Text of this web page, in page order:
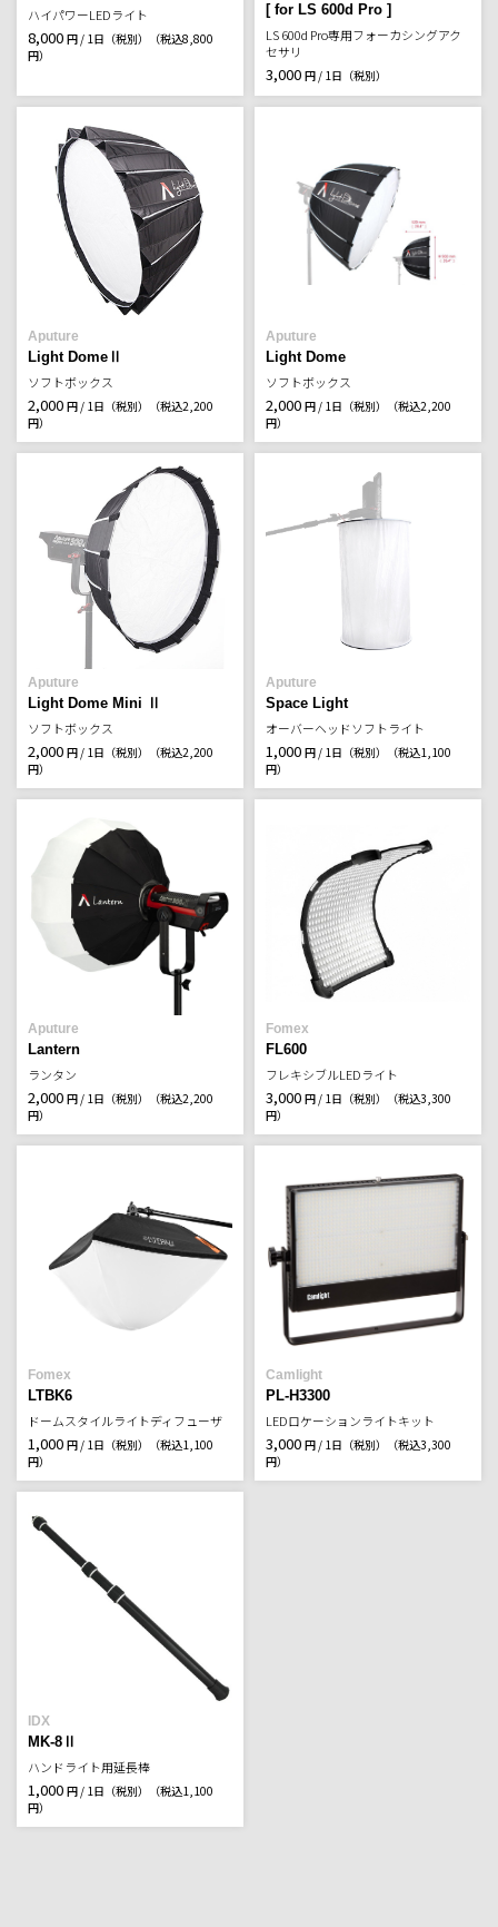
ハイパワーLEDライト
8,000 円 / 1日（税別）
（税込8,800
円）
[ for LS 600d Pro ]
LS 600d Pro専用フォーカシングアク
セサリ
3,000 円 / 1日（税別）
Aputure
Light DomeⅡ
ソフトボックス
2,000 円 / 1日（税別）
（税込2,200
円）
Aputure
Light Dome
ソフトボックス
2,000 円 / 1日（税別）
（税込2,200
円）
Aputure
Light Dome Mini Ⅱ
ソフトボックス
2,000 円 / 1日（税別）
（税込2,200
円）
Aputure
Space Light
オーバーヘッドソフトライト
1,000 円 / 1日（税別）
（税込1,100
円）
Aputure
Lantern
ランタン
2,000 円 / 1日（税別）
（税込2,200
円）
Fomex
FL600
フレキシブルLEDライト
3,000 円 / 1日（税別）
（税込3,300
円）
Fomex
LTBK6
ドームスタイルライトディフューザ
1,000 円 / 1日（税別）
（税込1,100
円）
Camlight
PL-H3300
LEDロケーションライトキット
3,000 円 / 1日（税別）
（税込3,300
円）
IDX
MK-8Ⅱ
ハンドライト用延長棒
1,000 円 / 1日（税別）
（税込1,100
円）